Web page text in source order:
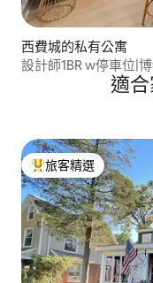
西費城的私有公寓
設計師1BR w停車位|
適
旅客精選榜首
旅客精選